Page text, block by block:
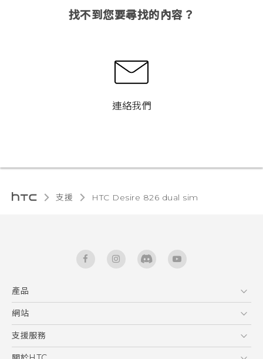
找不到您要尋找的內容？
連絡我們
支援 HTC Desire 826 dual sim‎
產品
5G
智能手機
區塊鍊手機
網站
HTC Dev
HTC Research
支援服務
服務中心